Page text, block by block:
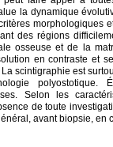
la dynamique
morphologiques
des régions
osseuse et de la
en contraste et
scintigraphie est
polyostotique.
Selon les
de toute
avant biopsie, en